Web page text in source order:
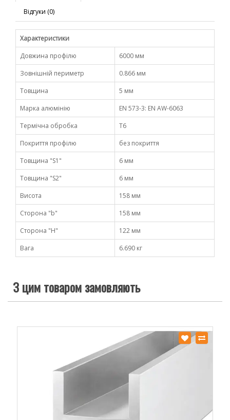
Відгуки (0)
Характеристики
Довжина профілю
6000 мм
Зовнішній периметр
0.866 мм
Товщина
5 мм
Марка алюмінію
EN 573-3: EN AW-6063
Термічна обробка
Т6
Покриття профілю
без покриття
Товщина "S1"
6 мм
Товщина "S2"
6 мм
Висота
158 мм
Сторона "b"
158 мм
Сторона "H"
122 мм
Вага
6.690 кг
З цим товаром замовляють